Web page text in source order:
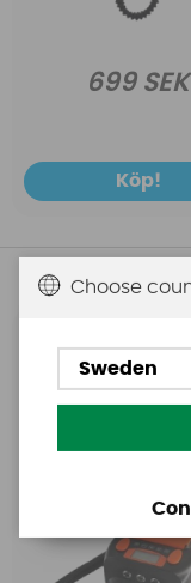
699 SEK
Köp!
Base
Base Rechargeable
SUP Pump
Choose
Sweden